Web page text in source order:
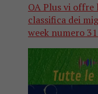
OA Plus vi offre
classifica dei
week numero